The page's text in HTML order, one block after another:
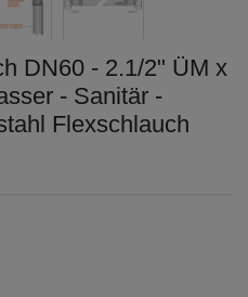
DN60 - 2.1/2" ÜM x
- Sanitär -
Flexschlauch